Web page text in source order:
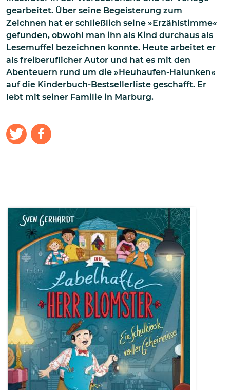
gearbeitet. Über seine Begeisterung zum
Zeichnen hat er schließlich seine »Erzählstimme«
gefunden, obwohl man ihn als Kind durchaus als
Lesemuffel bezeichnen konnte. Heute arbeitet er
als freiberuflicher Autor und hat es mit den
Abenteuern rund um die »Heuhaufen-Halunken«
auf die Kinderbuch-Bestsellerliste geschafft. Er
lebt mit seiner Familie in Marburg.